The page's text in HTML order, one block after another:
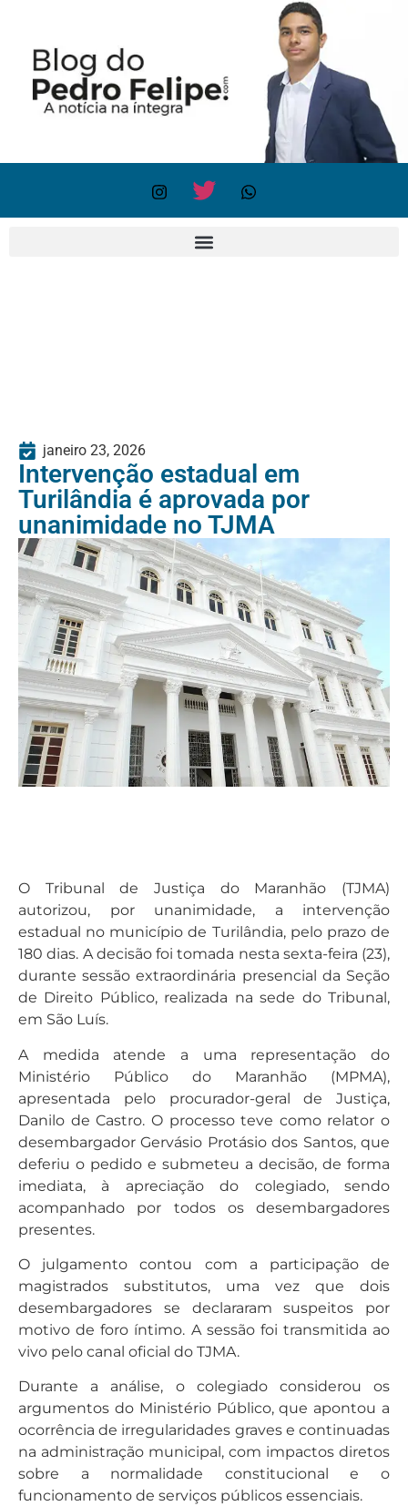
janeiro 23, 2026
Intervenção estadual em
Turilândia é aprovada por
unanimidade no TJMA
O Tribunal de Justiça do Maranhão (TJMA)
autorizou, por unanimidade, a intervenção
estadual no município de Turilândia, pelo prazo de
180 dias. A decisão foi tomada nesta sexta-feira (23),
durante sessão extraordinária presencial da Seção
de Direito Público, realizada na sede do Tribunal,
em São Luís.
A medida atende a uma representação do
Ministério Público do Maranhão (MPMA),
apresentada pelo procurador-geral de Justiça,
Danilo de Castro. O processo teve como relator o
desembargador Gervásio Protásio dos Santos, que
deferiu o pedido e submeteu a decisão, de forma
imediata, à apreciação do colegiado, sendo
acompanhado por todos os desembargadores
presentes.
O julgamento contou com a participação de
magistrados substitutos, uma vez que dois
desembargadores se declararam suspeitos por
motivo de foro íntimo. A sessão foi transmitida ao
vivo pelo canal oficial do TJMA.
Durante a análise, o colegiado considerou os
argumentos do Ministério Público, que apontou a
ocorrência de irregularidades graves e continuadas
na administração municipal, com impactos diretos
sobre a normalidade constitucional e o
funcionamento de serviços públicos essenciais.